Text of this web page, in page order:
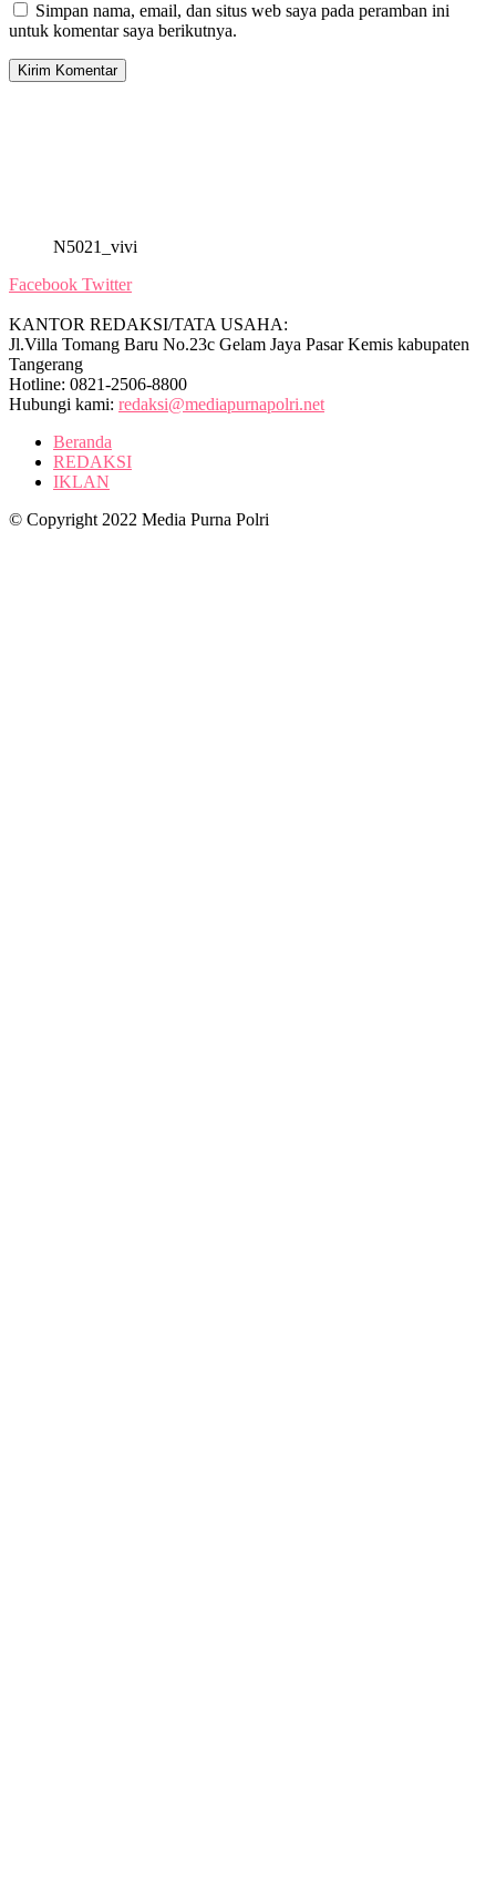
Simpan nama, email, dan situs web saya pada peramban ini
untuk komentar saya berikutnya.
N5021_vivi
Facebook Twitter
KANTOR REDAKSI/TATA USAHA:
Jl.Villa Tomang Baru No.23c Gelam Jaya Pasar Kemis kabupaten
Tangerang
Hotline: 0821-2506-8800
Hubungi kami: redaksi@mediapurnapolri.net
Beranda
REDAKSI
IKLAN
© Copyright 2022 Media Purna Polri